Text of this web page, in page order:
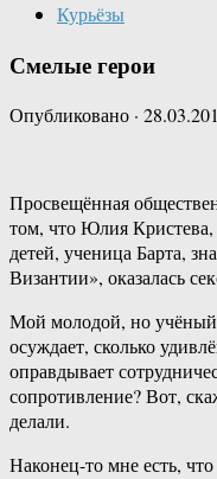
Курьёзы
Смелые герои
Опубликовано ·
Просвещённая
том, что Юлия
детей, ученица Барта,
Византии», оказалась
Мой молодой, но учёный
осуждает, сколько
оправдывает
сопротивление? Вот,
делали.
Наконец-то мне есть, что